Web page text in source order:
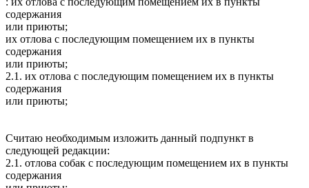
содержания
или приюты;
их отлова с последующим помещением их в пункты
содержания
или приюты;
2.1. их отлова с последующим помещением их в пункты
содержания
или приюты;
Считаю необходимым изложить данный подпункт в
следующей редакции:
2.1. отлова собак с последующим помещением их в пункты
содержания